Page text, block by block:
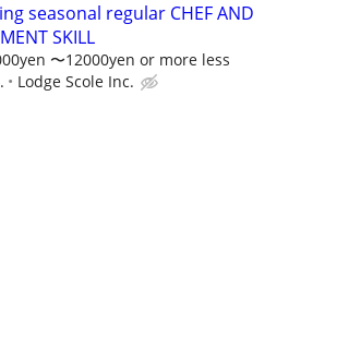
seasonal regular CHEF AND
SKILL
〜12000yen or more less
Lodge Scole Inc.